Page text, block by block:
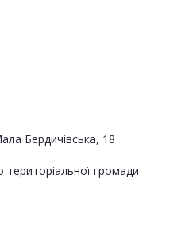
Бердичівська, 18
громади